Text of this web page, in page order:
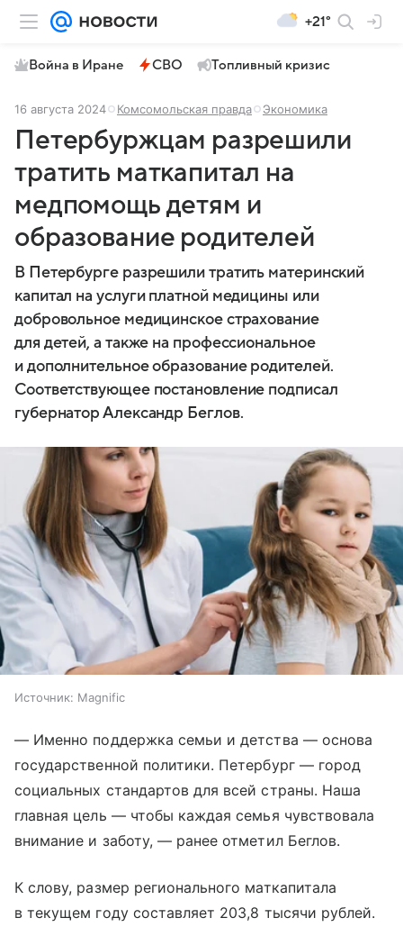
+21°
Война в Иране СВО Топливный кризис
16 августа 2024 Комсомольская правда Экономика
Петербуржцам разрешили
тратить маткапитал на
медпомощь детям и
образование родителей
В Петербурге разрешили тратить материнский
капитал на услуги платной медицины или
добровольное медицинское страхование
для детей, а также на профессиональное
и дополнительное образование родителей.
Соответствующее постановление подписал
губернатор Александр Беглов.
Источник: Magnific
— Именно поддержка семьи и детства — основа
государственной политики. Петербург — город
социальных стандартов для всей страны. Наша
главная цель — чтобы каждая семья чувствовала
внимание и заботу, — ранее отметил Беглов.
К слову, размер регионального маткапитала
в текущем году составляет 203,8 тысячи рублей.